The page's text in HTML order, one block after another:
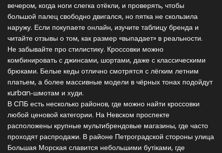
вечером, когда ноги слегка отёкли, и проверять, чтобы
большой палец свободно двигался, но пятка не скользила
наружу. Если покупаете онлайн, изучите таблицу бренда и
читайте отзывы о том, как размер «выпадает» в реальности.
Не забывайте про стилистику. Кроссовки можно
комбинировать с джинсами, шортами, даже с классическими
брюками. Белые кеды отлично смотрятся с лёгким летним
платьем, а более массивные модели в чёрных тонах подойдут
кurban‑шмотам и худи.
В СПБ есть несколько районов, где можно найти кроссовки
любой ценовой категории. На Невском проспекте
расположены крупные мультибрендовые магазины, где часто
проходят распродажи. В районе Петроградской стороны улица
Большая Морская славится небольшими бутіками, где